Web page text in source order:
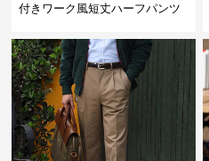
付きワーク風短丈ハーフパンツ